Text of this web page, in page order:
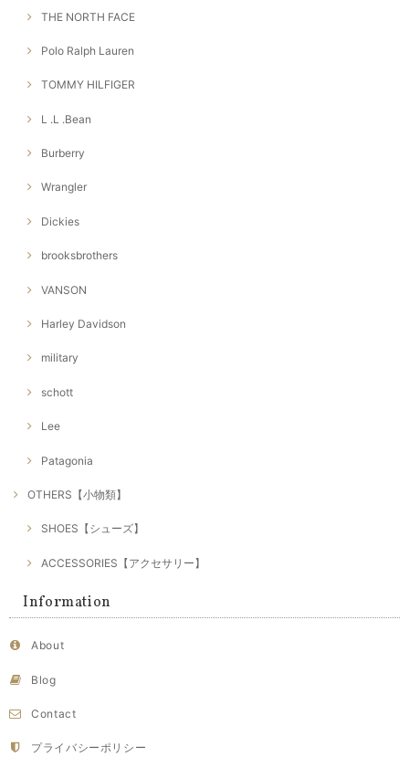
THE NORTH FACE
Polo Ralph Lauren
TOMMY HILFIGER
L .L .Bean
Burberry
Wrangler
Dickies
brooksbrothers
VANSON
Harley Davidson
military
schott
Lee
Patagonia
OTHERS【小物類】
SHOES【シューズ】
ACCESSORIES【アクセサリー】
Information
About
Blog
Contact
プライバシーポリシー